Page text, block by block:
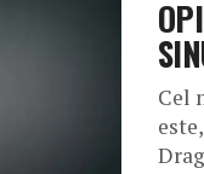
Cel